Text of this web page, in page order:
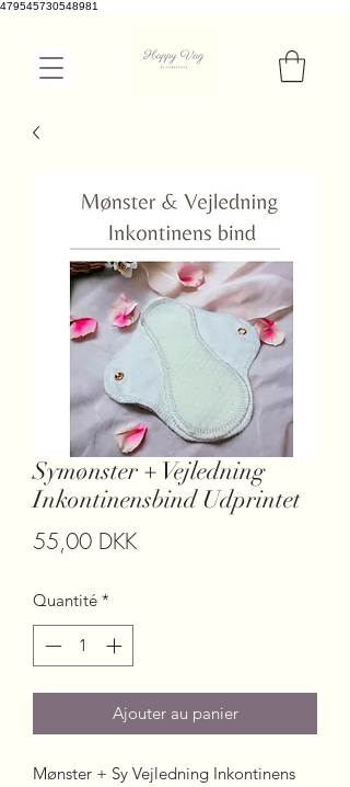
479545730548981
Symønster + Vejledning
Inkontinensbind Udprintet
55,00 DKKPrix
Quantité *
Ajouter au panier
Mønster + Sy Vejledning Inkontinens